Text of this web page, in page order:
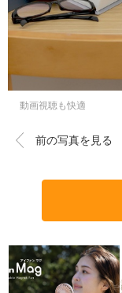
動画視聴も快適
前の写真を見る